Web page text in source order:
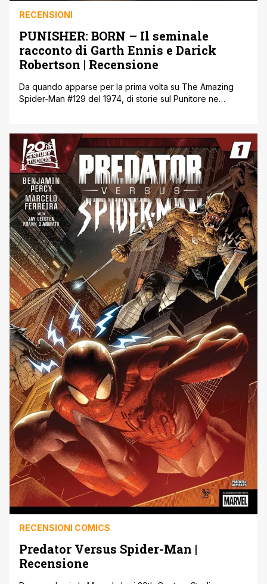
RECENSIONI
PUNISHER: BORN – Il seminale
racconto di Garth Ennis e Darick
Robertson | Recensione
Da quando apparse per la prima volta su The Amazing
Spider-Man #129 del 1974, di storie sul Punitore ne
come comprimario. La maggior parte degli autori che se
ne sono occupati hanno focalizzato la loro attenzione
sulla crociata contro il crimine [']
RECENSIONI COMICS
Predator Versus Spider-Man |
Recensione